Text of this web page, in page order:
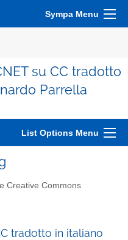
Sympa Menu
su CC tradotto
Parrella
List Options Menu
Creative Commons
tradotto in italiano